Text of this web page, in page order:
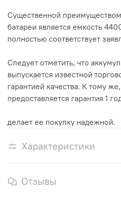
Существенной
батареи является емкость
полностью соответствует
Следует отметить, что
выпускается известной
гарантией качества. К тому
предоставляется гарантия 1
делает ее покупку надежной.
Характеристики
Отзывы